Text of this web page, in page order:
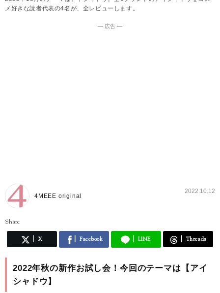
メ好きな読者代表の4名が、全レビューします。
― 広告 ―
4MEEE original
2022.10.12
Share
X Facebook LINE Threads
2022年秋の新作お試し会！今回のテーマは【アイ
シャドウ】